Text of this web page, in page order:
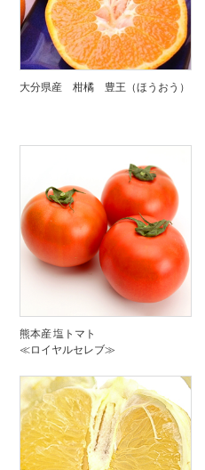
大分県産 柑橘 豊王（ほうおう）
熊本産 塩トマト
≪ロイヤルセレブ≫